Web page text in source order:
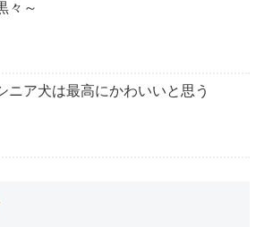
々～
ニア犬は最高にかわいいと思う